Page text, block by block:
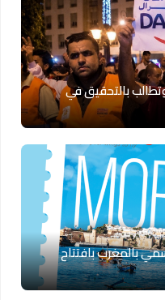
بالتحقيق في
بالمغرب بافتتاح